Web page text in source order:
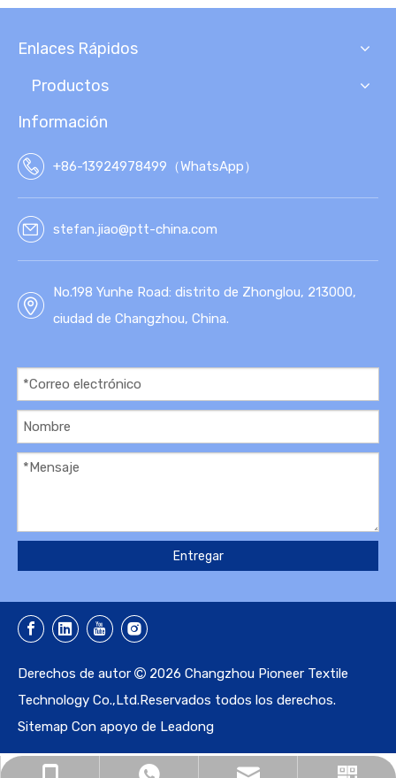
Enlaces Rápidos
Productos
Información
+86-13924978499（WhatsApp）
stefan.jiao@ptt-china.com
No.198 Yunhe Road: distrito de Zhonglou, 213000,
ciudad de Changzhou, China.
Entregar
Derechos de autor  2026 Changzhou Pioneer Textile
Technology Co.,Ltd.Reservados todos los derechos.
Sitemap Con apoyo de Leadong